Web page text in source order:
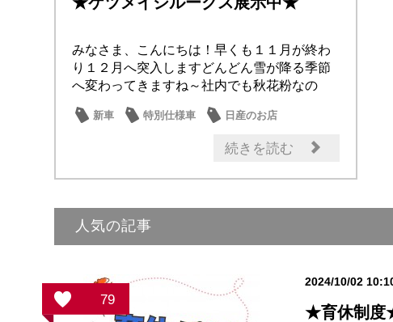
みなさま、こんにちは！早くも１１月が終わ
り１２月へ突入しますどんどん雪が降る季節
へ変わってきますね～社内でも秋花粉なの
新車 特別仕様車
日産のお店
続きを読む
人気の記事
79
2024/10/02
★育休制